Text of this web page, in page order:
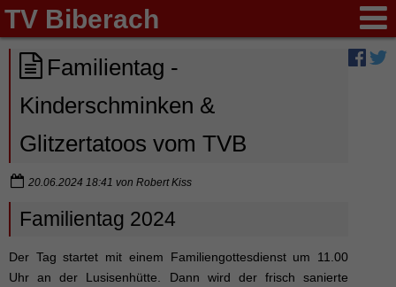
TV Biberach
Familientag -
Kinderschminken &
Glitzertatoos vom TVB
20.06.2024 18:41 von Robert Kiss
Familientag 2024
Der Tag startet mit einem Familiengottesdienst um 11.00
Uhr an der Lusisenhütte. Dann wird der frisch sanierte